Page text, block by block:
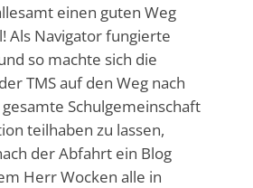
einen guten Weg
Als Navigator fungierte
so machte sich die
TMS auf den Weg nach
Schulgemeinschaft
teilhaben zu lassen,
der Abfahrt ein Blog
Herr Wocken alle in